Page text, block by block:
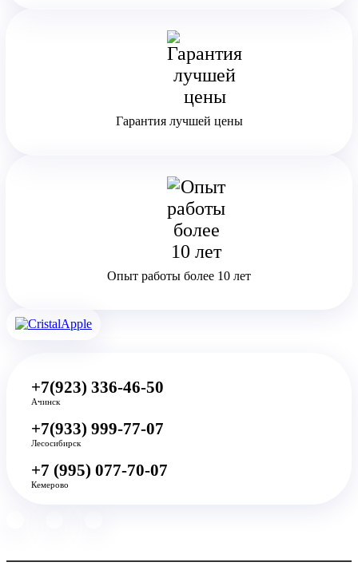
Гарантия лучшей цены
Опыт работы более 10 лет
+7(923) 336-46-50
Ачинск
+7(933) 999-77-07
Лесосибирск
+7 (995) 077-70-07
Кемерово